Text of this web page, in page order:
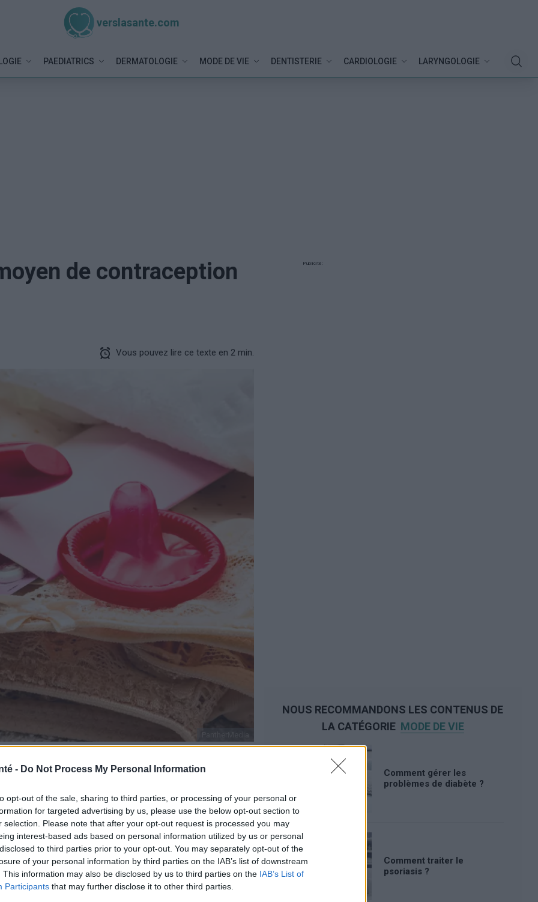
- Do Not Process My Personal Information
opt-out of the sale, sharing to third parties, or processing of your personal or
for targeted advertising by us, please use the below opt-out section to
selection. Please note that after your opt-out request is processed you may
interest-based ads based on personal information utilized by us or personal
to third parties prior to your opt-out. You may separately opt-out of the
of your personal information by third parties on the IAB’s list of downstream
This information may also be disclosed by us to third parties on the IAB’s List of
Participants that may further disclose it to other third parties.
verslasante.com
PAEDIATRICS DERMATOLOGIE MODE DE VIE DENTISTERIE CARDIOLOGIE LARYNGOLOGIE
de contraception
Vous pouvez lire ce texte en 2 min.
PantherMedia
les plus utilisés, mais est-ce une
aborderons le mécanisme du préservatif, son
Publicité:
NOUS RECOMMANDONS LES CONTENUS DE
LA CATÉGORIE MODE DE VIE
Comment gérer les
problèmes de diabète ?
Comment traiter le
psoriasis ?